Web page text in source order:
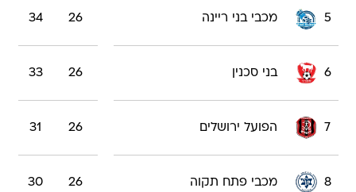
5 מכבי בני ריינה 26
34
6 בני סכנין 26
33
7 הפועל ירושלים 26
31
8 מכבי פתח תקוה 26
30